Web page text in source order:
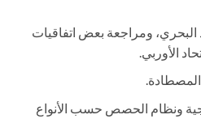
ومراجعة بعض اتفاقيات
الأوربي.
المصطادة.
ونظام الحصص حسب الأنواع